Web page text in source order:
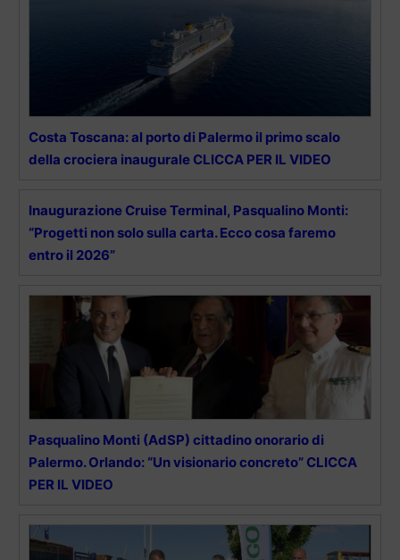
Costa Toscana: al porto di Palermo il primo scalo
della crociera inaugurale CLICCA PER IL VIDEO
Inaugurazione Cruise Terminal, Pasqualino Monti:
“Progetti non solo sulla carta. Ecco cosa faremo
entro il 2026”
Pasqualino Monti (AdSP) cittadino onorario di
Palermo. Orlando: “Un visionario concreto” CLICCA
PER IL VIDEO